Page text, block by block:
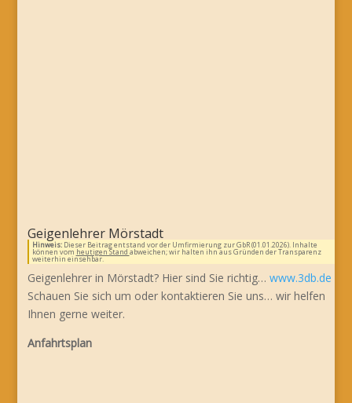
Geigenlehrer Mörstadt
Hinweis:Dieser Beitrag entstand vor der Umfirmierung zur GbR (01.01.2026). Inhalte
können vom heutigen Stand abweichen; wir halten ihn aus Gründen der Transparenz
weiterhin einsehbar.
Geigenlehrer in Mörstadt? Hier sind Sie richtig… www.3db.de
Schauen Sie sich um oder kontaktieren Sie uns… wir helfen
Ihnen gerne weiter.
Anfahrtsplan